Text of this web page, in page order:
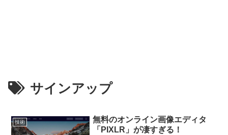
サインアップ
技術
無料のオンライン画像エディタ
「PIXLR」が凄すぎる！